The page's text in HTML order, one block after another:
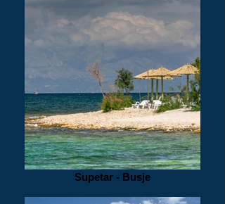
Supetar - Busje